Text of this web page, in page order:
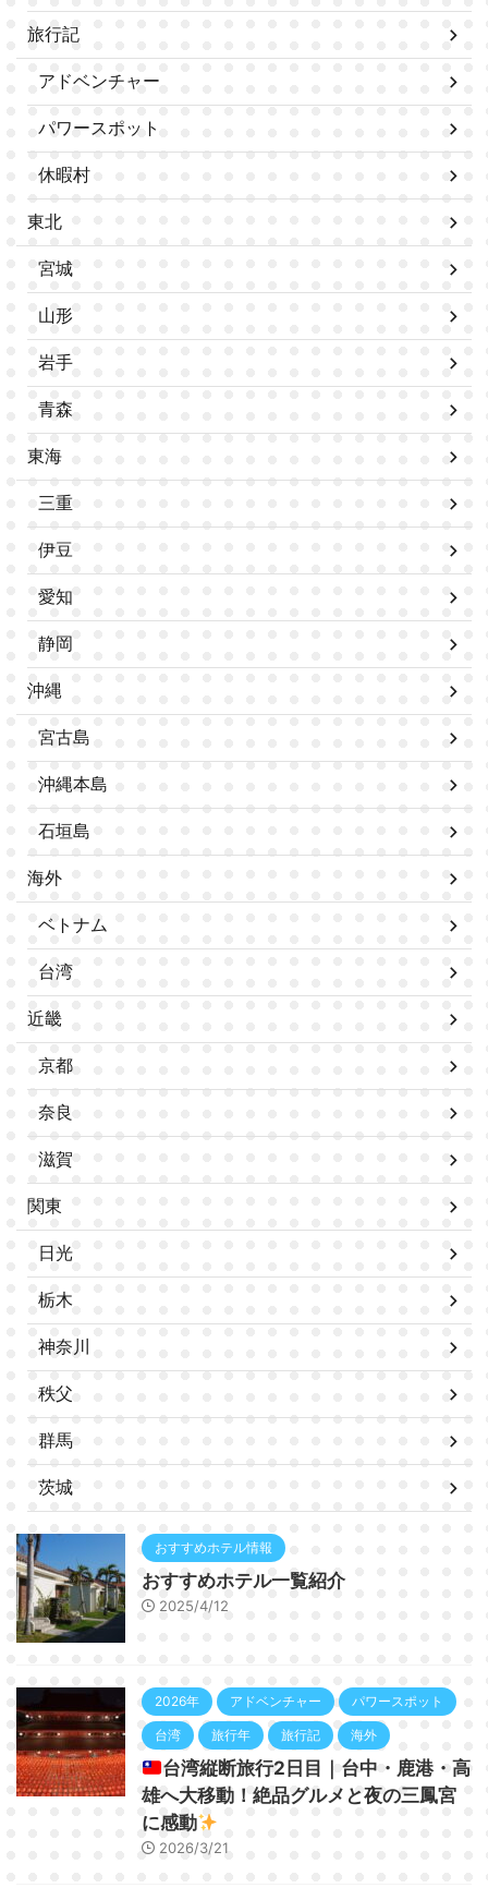
旅行記
アドベンチャー
パワースポット
休暇村
東北
宮城
山形
岩手
青森
東海
三重
伊豆
愛知
静岡
沖縄
宮古島
沖縄本島
石垣島
海外
ベトナム
台湾
近畿
京都
奈良
滋賀
関東
日光
栃木
神奈川
秩父
群馬
茨城
おすすめホテル情報
おすすめホテル一覧紹介
2025/4/12
2026年 アドベンチャー パワースポット
台湾 旅行年 旅行記 海外
台湾縦断旅行2日目｜台中・鹿港・高
雄へ大移動！絶品グルメと夜の三鳳宮
に感動
2026/3/21